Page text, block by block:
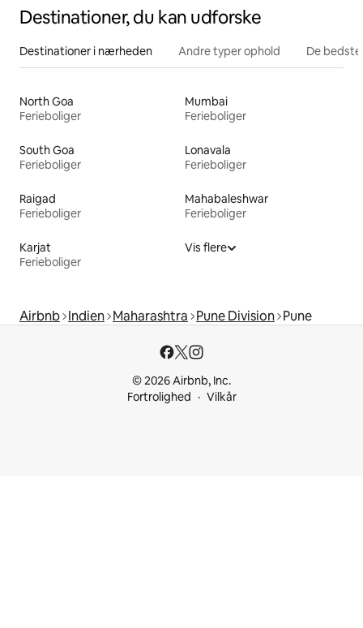
Destinationer, du kan udforske
Destinationer i nærheden Andre typer ophold De
North Goa
Ferieboliger
Mumbai
Ferieboliger
South Goa
Ferieboliger
Lonavala
Ferieboliger
Raigad
Ferieboliger
Mahabaleshwar
Ferieboliger
Karjat
Ferieboliger
Vis flere
Airbnb Indien Maharashtra Pune Division Pune
© 2026 Airbnb, Inc.
Fortrolighed
Vilkår